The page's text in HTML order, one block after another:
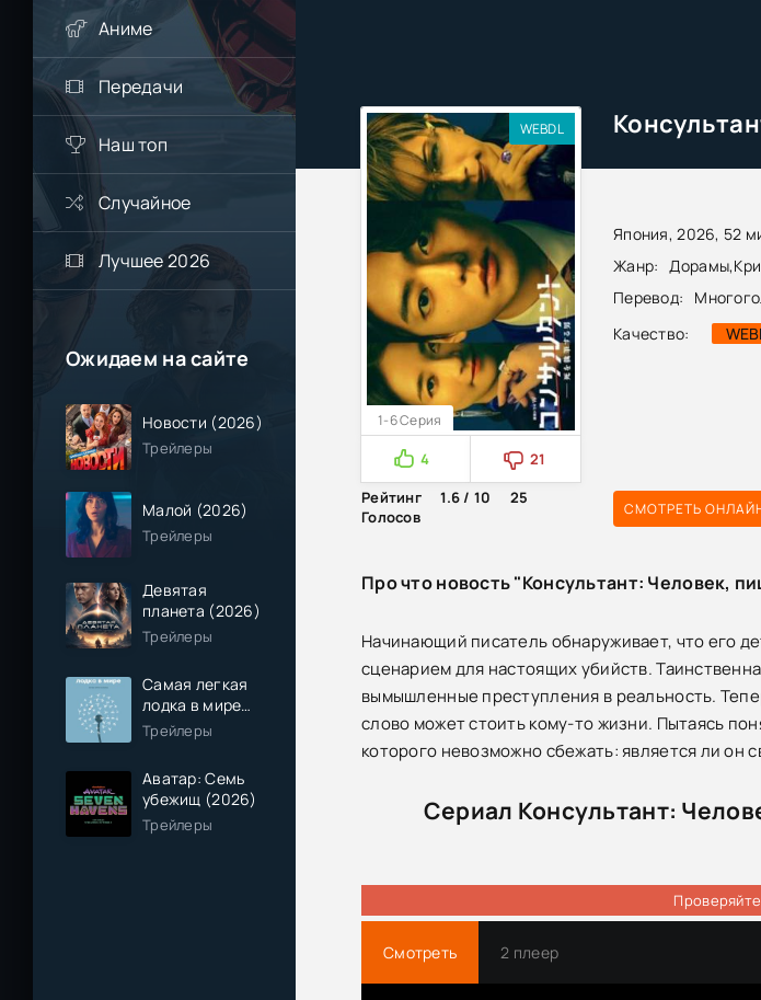
Аниме
Передачи
Наш топ
Случайное
Лучшее 2026
Ожидаем на сайте
Новости (2026)
Трейлеры
Малой (2026)
Трейлеры
Девятая
планета (2026)
Трейлеры
Самая легкая
лодка в мире
(2026)
Трейлеры
Аватар: Семь
убежищ (2026)
Трейлеры
Япония, 2026, 52
Жанр:
Дорамы,
Перевод:
Качество:
WEBDL
1-6 Серия
4
21
Рейтинг
1.6 / 10
25
Голосов
СМОТРЕТЬ
Про что новость "Консультант: Человек,
Начинающий писатель обнаруживает, что его
сценарием для настоящих убийств.
вымышленные преступления в реальность.
слово может стоить кому-то жизни. Пытаясь
которого невозможно сбежать: является ли он
Сериал Консультант:
Смотреть 2 плеер